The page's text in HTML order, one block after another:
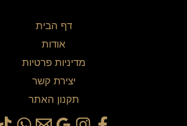
דף הבית
אודות
מדיניות פרטיות
יצירת קשר
תקנון האתר